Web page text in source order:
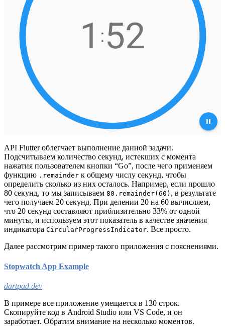
API Flutter облегчает выполнение данной задачи.
Подсчитываем количество секунд, истекших с момента
нажатия пользователем кнопки “Go”, после чего применяем
функцию .remainder к общему числу секунд, чтобы
определить сколько из них осталось. Например, если прошло
80 секунд, то мы записываем 80.remainder(60) , в результате
чего получаем 20 секунд. При делении 20 на 60 вычисляем,
что 20 секунд составляют приблизительно 33% от одной
минуты, и используем этот показатель в качестве значения
индикатора CircularProgressIndicator. Все просто.
Далее рассмотрим пример такого приложения с пояснениями.
Stopwatch App Example
dartpad.dev
В примере все приложение умещается в 130 строк.
Скопируйте код в Android Studio или VS Code, и он
заработает. Обратим внимание на несколько моментов.